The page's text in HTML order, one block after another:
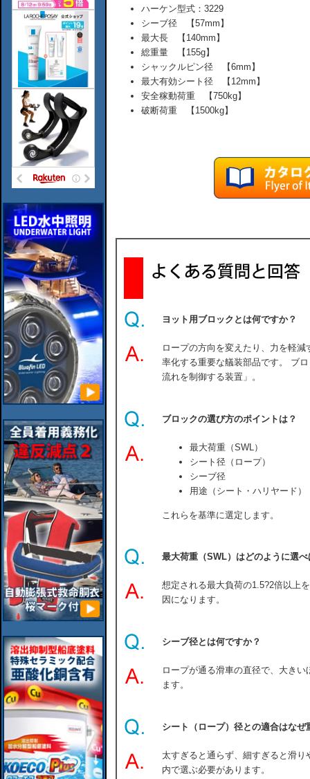
ハーケン型式：3229
シーブ径 【57mm】
最大長 【140mm】
総重量 【155g】
シャックルピン径 【6mm】
最大有効シート径 【12mm】
安全稼動荷重 【750kg】
破断荷重 【1500kg】
ヨット用ブロックとは何ですか？
ロープの方向を変えたり、力を軽
率化する重要な艤装部品です。 ブ
流れを制御する装置」。
ブロックの選び方のポイントは？
最大荷重（SWL）
シート径（ロープ）
シーブ径
用途（シート・ハリヤード）
これらを基準に選定します。
最大荷重（SWL）はどのように選
想定される最大負荷の1.5?2倍以上
因になります。
シーブ径とは何ですか？
ロープが通る滑車の直径で、大き
ます。
シート（ロープ）径との適合はなぜ
太すぎると通らず、細すぎると滑
内で選ぶ必要があります。